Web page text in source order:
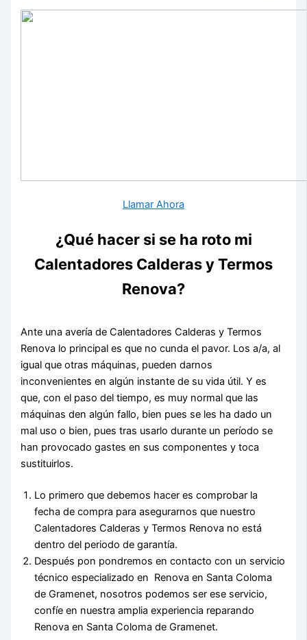
Llamar Ahora
¿Qué hacer si se ha roto mi
Calentadores Calderas y Termos
Renova?
Ante una avería de Calentadores Calderas y Termos
Renova lo principal es que no cunda el pavor. Los a/a, al
igual que otras máquinas, pueden darnos
inconvenientes en algún instante de su vida útil. Y es
que, con el paso del tiempo, es muy normal que las
máquinas den algún fallo, bien pues se les ha dado un
mal uso o bien, pues tras usarlo durante un período se
han provocado gastes en sus componentes y toca
sustituirlos.
Lo primero que debemos hacer es comprobar la
fecha de compra para asegurarnos que nuestro
Calentadores Calderas y Termos Renova no está
dentro del periodo de garantía.
Después pon pondremos en contacto con un servicio
técnico especializado en Renova en Santa Coloma
de Gramenet, nosotros podemos ser ese servicio,
confíe en nuestra amplia experiencia reparando
Renova en Santa Coloma de Gramenet.